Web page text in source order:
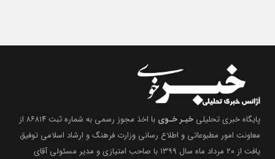
پایگاه خبری تحلیلی خبـر خـوی
با اخذ مجوز رسمی به شماره ثبت ۸۶۸۱۴ از
معاونت امور مطبوعاتی و اطلاع رسانی وزارت فرهنگ و ارشاد اسلامی توفیق
یافت از ۲۰ مرداد ماه سال ۱۳۹۹ با صاحب امتیازی و مدیر مسئولی آقای